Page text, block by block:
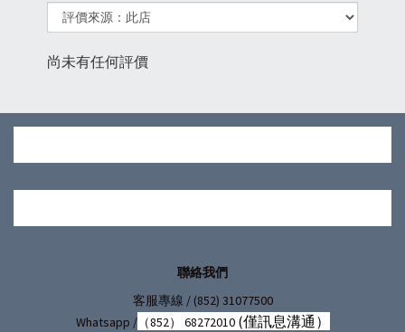
尚未有任何評價
聯絡我們
客服專線 / (852) 31077500
Whatsapp /（852） 68272010 (僅訊息溝通）